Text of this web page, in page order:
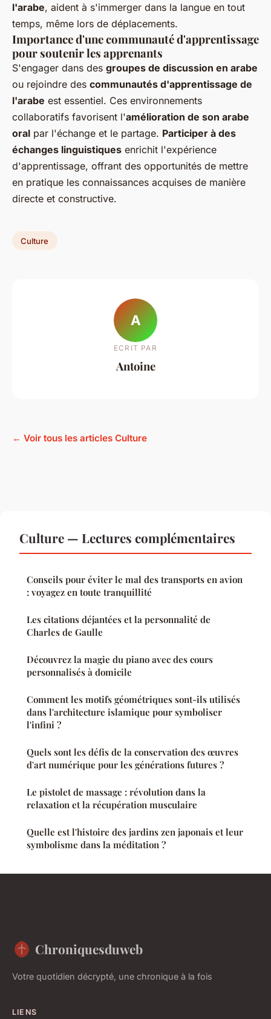
l'arabe, aident à s'immerger dans la langue en tout
temps, même lors de déplacements.
Importance d'une communauté d'apprentissage
pour soutenir les apprenants
S'engager dans des groupes de discussion en arabe
ou rejoindre des communautés d'apprentissage de
l'arabe est essentiel. Ces environnements
collaboratifs favorisent l'amélioration de son arabe
oral par l'échange et le partage. Participer à des
échanges linguistiques enrichit l'expérience
d'apprentissage, offrant des opportunités de mettre
en pratique les connaissances acquises de manière
directe et constructive.
Culture
A
ECRIT PAR
Antoine
← Voir tous les articles Culture
Culture — Lectures complémentaires
Conseils pour éviter le mal des transports en avion
: voyagez en toute tranquillité
Les citations déjantées et la personnalité de
Charles de Gaulle
Découvrez la magie du piano avec des cours
personnalisés à domicile
Comment les motifs géométriques sont-ils utilisés
dans l'architecture islamique pour symboliser
l'infini ?
Quels sont les défis de la conservation des œuvres
d'art numérique pour les générations futures ?
Le pistolet de massage : révolution dans la
relaxation et la récupération musculaire
Quelle est l'histoire des jardins zen japonais et leur
symbolisme dans la méditation ?
Chroniquesduweb
Votre quotidien décrypté, une chronique à la fois
LIENS